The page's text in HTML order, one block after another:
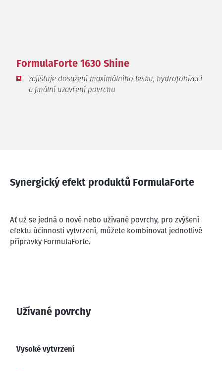
FormulaForte 1630 Shine
zajišťuje dosažení maximálního lesku, hydrofobizaci
a finální uzavření povrchu
Synergický efekt produktů FormulaForte
Ať už se jedná o nové nebo užívané povrchy, pro zvýšení
efektu účinnosti vytvrzení, můžete kombinovat jednotlivé
přípravky FormulaForte.
Užívané povrchy
Vysoké vytvrzení